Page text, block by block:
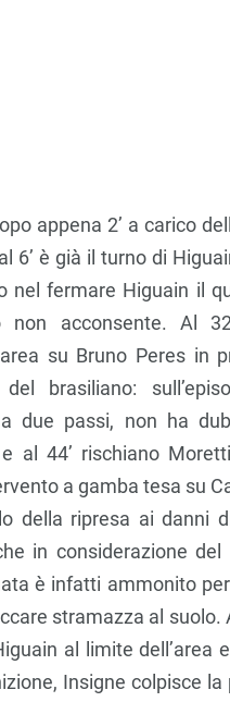
appena 2’ a carico
6’ è già il turno di
nel fermare Higuain il
non acconsente. Al
su Bruno Peres in
brasiliano:
a due passi, non ha
al 44’ rischiano
a gamba tesa su
della ripresa ai danni
in considerazione
è infatti ammonito
stramazza al suolo.
al limite dell’area
Insigne colpisce